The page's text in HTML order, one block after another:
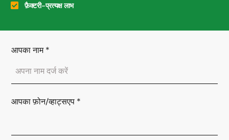
फ़ैक्टरी-प्रत्यक्ष लाभ
आपका नाम *
आपका फ़ोन/व्हाट्सएप *